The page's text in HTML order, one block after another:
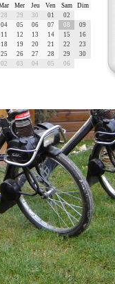
Mer Jeu Ven Sam
Dim
28 29 30 01
02
04 05 06 07 08
09
11 12 13 14 15
16
18 19 20 21 22
23
25 26 27 28 29
30
02 03 04 05 06